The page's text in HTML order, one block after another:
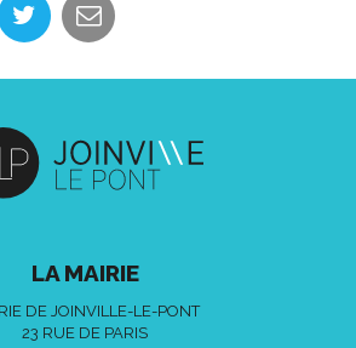
LA MAIRIE
DE JOINVILLE-LE-PONT
23 RUE DE PARIS